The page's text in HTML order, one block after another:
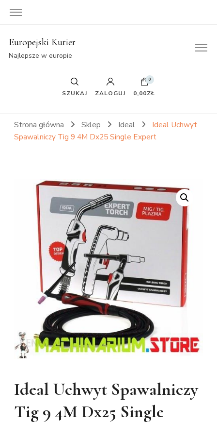
Europejski Kurier
Najlepsze w europie
SZUKAJ ZALOGUJ
0
0,00ZŁ
Strona główna Sklep Ideal
Ideal Uchwyt
Spawalniczy Tig 9 4M Dx25 Single Expert
Ideal Uchwyt Spawalniczy
Tig 9 4M Dx25 Single